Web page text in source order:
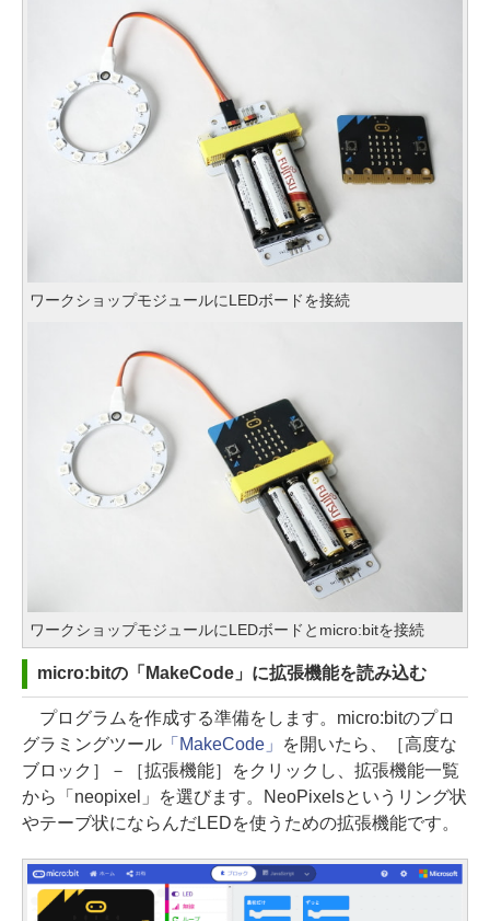
ワークショップモジュールにLEDボードを接続
ワークショップモジュールにLEDボードとmicro:bitを接続
micro:bitの「MakeCode」に拡張機能を読み込む
プログラムを作成する準備をします。micro:bitのプロ
グラミングツール「MakeCode」
を開いたら、［高度な
ブロック］－［拡張機能］をクリックし、拡張機能一覧
から「neopixel」を選びます。NeoPixelsというリング状
やテーブ状にならんだLEDを使うための拡張機能です。